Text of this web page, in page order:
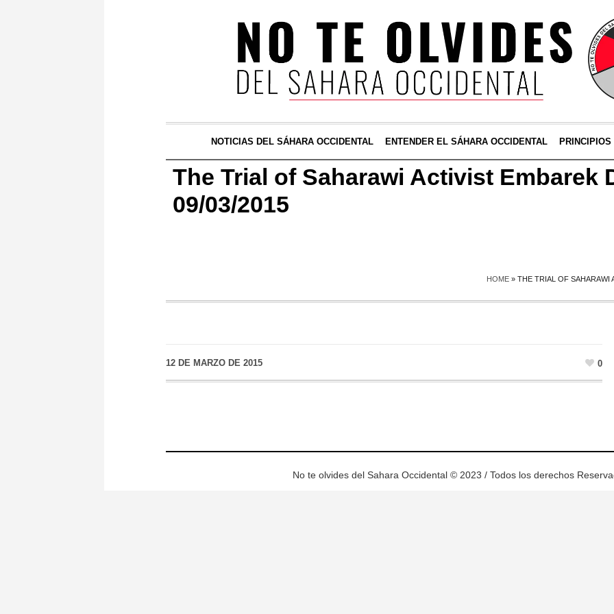
NOTICIAS DEL SÁHARA OCCIDENTAL ENTENDER EL SÁHARA OCCIDENTAL
The Trial of Saharawi Activist Embarek
09/03/2015
HOME » THE TRIAL OF SAHARAWI
12 DE MARZO DE 2015 0
No te olvides del Sahara Occidental © 2023 / Todos los derechos